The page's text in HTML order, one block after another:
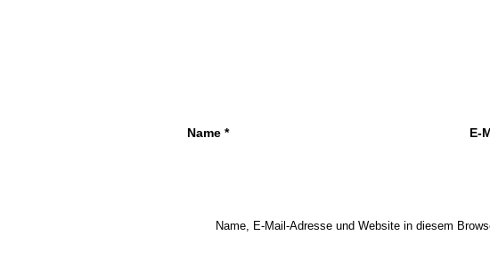
Name * E-
Name, E-Mail-Adresse und Website in diesem